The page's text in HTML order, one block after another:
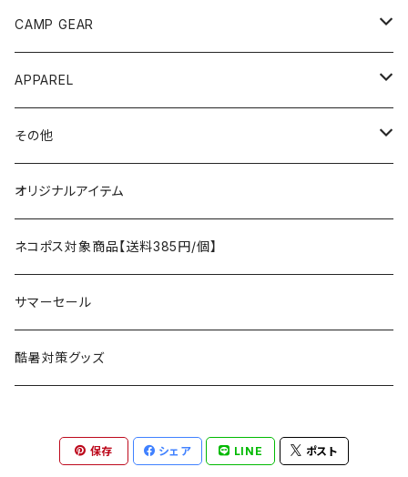
ANOBA
AO COOLERS
asobito
AS2OV
AXESQUIN
Ballistics
BEDROCK SANDALS
テント、シェルター
バックパック
ポーチ／サコッシュ
ストレージ
パッキングアクセサリー
スリーピングギア
クッキングギア
ヘッドライト／ランタン
CAMP GEAR
テント、タープ
テント、シェルター
タープ
スリーピングギア
寝袋
マット
アクセサリー
テーブル、チェア
テーブル
チェア
ランタン、ライト
燃料ランタン
LEDライト
焚火台／薪ストーブ
焚火台
七輪、グリル
暖房器具
ガスストーブ
クッキングギア
APPAREL
トップス
ボトムス
アンダーウェア
ハンドウェア
ヘッドギア
フットウェア
その他
遊び
フィッシング
ラジコン
ケア用品
雑貨
アウトレット
オリジナルアイテム
ネコポス対象商品【送料385円/個】
サマーセール
酷暑対策グッズ
保存 シェア LINE ポスト